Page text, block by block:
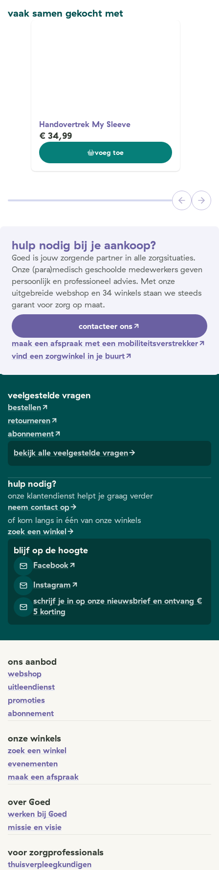
vaak samen gekocht met
Handovertrek My Sleeve
€ 34,99
voeg toe
hulp nodig bij je aankoop?
Goed is jouw zorgende partner in alle zorgsituaties.
Onze (para)medisch geschoolde medewerkers geven
persoonlijk en professioneel advies. Met onze
uitgebreide webshop en 34 winkels staan we steeds
garant voor zorg op maat.
contacteer ons
maak een afspraak met een mobiliteitsverstrekker
vind een zorgwinkel in je buurt
veelgestelde vragen
bestellen
retourneren
abonnement
bekijk alle veelgestelde vragen
hulp nodig?
onze klantendienst helpt je graag verder
neem contact op
of kom langs in één van onze winkels
zoek een winkel
blijf op de hoogte
Facebook
Instagram
schrijf je in op onze nieuwsbrief en ontvang €
5 korting
ons aanbod
webshop
uitleendienst
promoties
abonnement
onze winkels
zoek een winkel
evenementen
maak een afspraak
over Goed
werken bij Goed
missie en visie
voor zorgprofessionals
thuisverpleegkundigen